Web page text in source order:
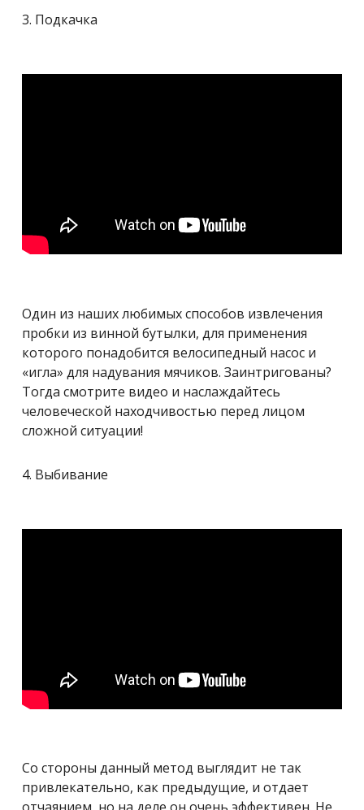
3. Подкачка
Один из наших любимых способов извлечения
пробки из винной бутылки, для применения
которого понадобится велосипедный насос и
«игла» для надувания мячиков. Заинтригованы?
Тогда смотрите видео и наслаждайтесь
человеческой находчивостью перед лицом
сложной ситуации!
4. Выбивание
Со стороны данный метод выглядит не так
привлекательно, как предыдущие, и отдает